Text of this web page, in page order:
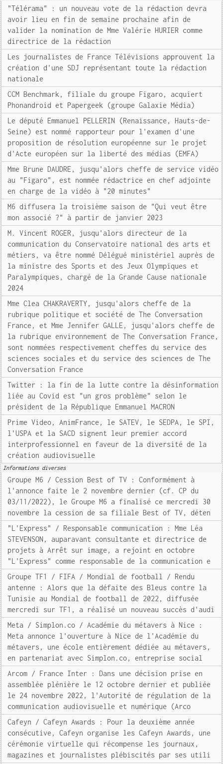
"Télérama" : un nouveau vote de la rédaction devra
avoir lieu en fin de semaine prochaine afin de
valider la nomination de Mme Valérie HURIER comme
directrice de la rédaction
Les journalistes de France Télévisions approuvent la
création d'une SDJ représentant toute la rédaction
nationale
CCM Benchmark, filiale du groupe Figaro, acquiert
Phonandroid et Papergeek (groupe Galaxie Média)
Le député Emmanuel PELLERIN (Renaissance, Hauts-de-
Seine) est nommé rapporteur pour l'examen d'une
proposition de résolution européenne sur le projet
d'Acte européen sur la liberté des médias (EMFA)
Mme Brune DAUDRE, jusqu'alors cheffe de service vidéo
au "Figaro", est nommée rédactrice en chef adjointe
en charge de la vidéo à "20 minutes"
M6 diffusera la troisième saison de "Qui veut être
mon associé ?" à partir de janvier 2023
M. Vincent ROGER, jusqu'alors directeur de la
communication du Conservatoire national des arts et
métiers, va être nommé Délégué ministériel auprès de
la ministre des Sports et des Jeux Olympiques et
Paralympiques, chargé de la Grande Cause nationale
2024
Mme Clea CHAKRAVERTY, jusqu'alors cheffe de la
rubrique politique et société de The Conversation
France, et Mme Jennifer GALLE, jusqu'alors cheffe de
la rubrique environnement de The Conversation France,
sont nommées respectivement cheffes du service des
sciences sociales et du service des sciences de The
Conversation France
Twitter : la fin de la lutte contre la désinformation
liée au Covid est "un gros problème" selon le
président de la République Emmanuel MACRON
Prime Video, AnimFrance, le SATEV, le SEDPA, le SPI,
l'USPA et la SACD signent leur premier accord
interprofessionnel en faveur de la diversité de la
création audiovisuelle
Informations diverses
Groupe M6 / Cession Best of TV : Conformément à
l'annonce faite le 2 novembre dernier (cf. CP du
03/11/2022), le Groupe M6 a finalisé ce mercredi 30
novembre la cession de sa filiale Best of TV, déten
"L'Express" / Responsable communication : Mme Léa
STEVENSON, auparavant consultante et directrice de
projets à Arrêt sur image, a rejoint en octobre
"L'Express" comme responsable de la communication e
Groupe TF1 / FIFA / Mondial de football / Rendu
antenne : Alors que la défaite des Bleus contre la
Tunisie au Mondial de football de 2022, diffusée
mercredi sur TF1, a réalisé un nouveau succès d'audi
Meta / Simplon.co / Académie du métavers à Nice :
Meta annonce l'ouverture à Nice de l'Académie du
métavers, une école entièrement dédiée au métavers,
en partenariat avec Simplon.co, entreprise social
Arcom / France Inter : Dans une décision prise en
assemblée plénière le 12 octobre dernier et publiée
le 24 novembre 2022, l'Autorité de régulation de la
communication audiovisuelle et numérique (Arco
Cafeyn / Cafeyn Awards : Pour la deuxième année
consécutive, Cafeyn organise les Cafeyn Awards, une
cérémonie virtuelle qui récompense les journaux,
magazines et journalistes plébiscités par ses utili